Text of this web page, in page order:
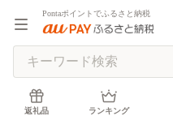
Pontaポイントでふるさと納税
返礼品 ランキング